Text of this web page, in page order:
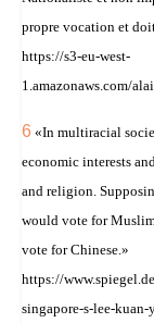
propre vocation et
https://s3-eu-west-
1.amazonaws.com/
6 «In multiracial
economic interests
and religion.
would vote for
vote for Chinese.»
https://
singapore-s-lee-